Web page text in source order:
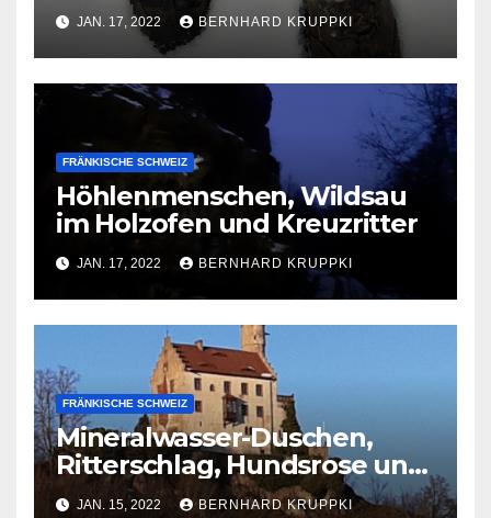
JAN. 17, 2022 BERNHARD KRUPPKI
FRÄNKISCHE SCHWEIZ
Höhlenmenschen, Wildsau
im Holzofen und Kreuzritter
JAN. 17, 2022 BERNHARD KRUPPKI
FRÄNKISCHE SCHWEIZ
Mineralwasser-Duschen,
Ritterschlag, Hundsrose und
Münzfälscher
JAN. 15, 2022 BERNHARD KRUPPKI